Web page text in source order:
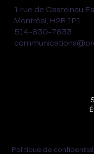
1 rue de Castelnau
Montréal, H2R 1P1
514-830-7833
Politique de